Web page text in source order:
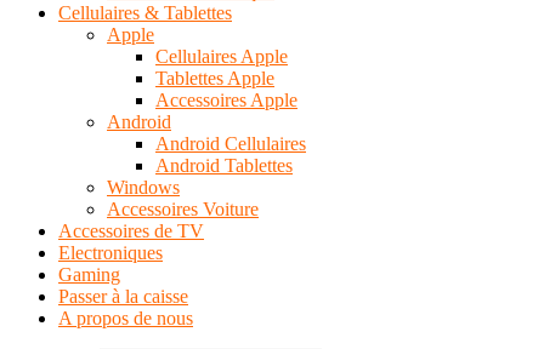
Cellulaires & Tablettes
Apple
Cellulaires Apple
Tablettes Apple
Accessoires Apple
Android
Android Cellulaires
Android Tablettes
Windows
Accessoires Voiture
Accessoires de TV
Electroniques
Gaming
Passer à la caisse
A propos de nous